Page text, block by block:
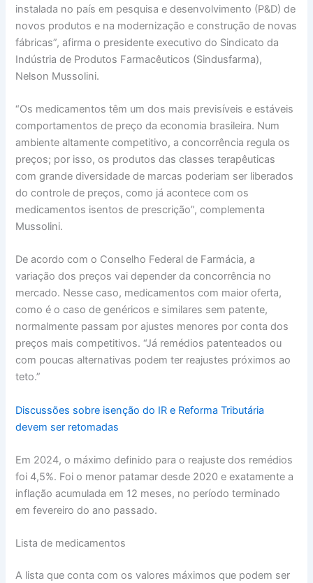
instalada no país em pesquisa e desenvolvimento (P&D) de
novos produtos e na modernização e construção de novas
fábricas”, afirma o presidente executivo do Sindicato da
Indústria de Produtos Farmacêuticos (Sindusfarma),
Nelson Mussolini.
“Os medicamentos têm um dos mais previsíveis e estáveis
comportamentos de preço da economia brasileira. Num
ambiente altamente competitivo, a concorrência regula os
preços; por isso, os produtos das classes terapêuticas
com grande diversidade de marcas poderiam ser liberados
do controle de preços, como já acontece com os
medicamentos isentos de prescrição”, complementa
Mussolini.
De acordo com o Conselho Federal de Farmácia, a
variação dos preços vai depender da concorrência no
mercado. Nesse caso, medicamentos com maior oferta,
como é o caso de genéricos e similares sem patente,
normalmente passam por ajustes menores por conta dos
preços mais competitivos. “Já remédios patenteados ou
com poucas alternativas podem ter reajustes próximos ao
teto.”
Discussões sobre isenção do IR e Reforma Tributária
devem ser retomadas
Em 2024, o máximo definido para o reajuste dos remédios
foi 4,5%. Foi o menor patamar desde 2020 e exatamente a
inflação acumulada em 12 meses, no período terminado
em fevereiro do ano passado.
Lista de medicamentos
A lista que conta com os valores máximos que podem ser